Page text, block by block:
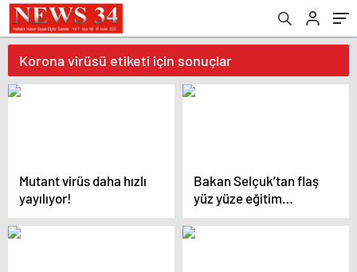
Korona virüsü etiketi için sonuçlar
Mutant virüs daha hızlı
yayılıyor!
Bakan Selçuk’tan flaş
yüz yüze eğitim
açıklaması